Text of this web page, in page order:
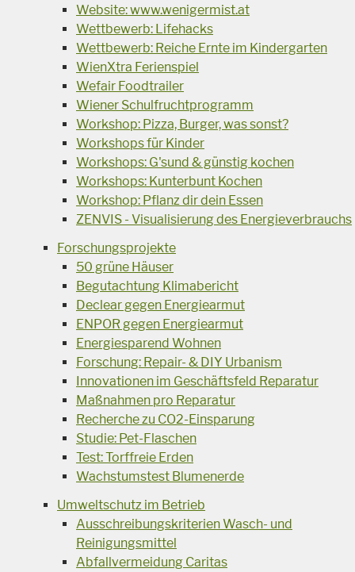
Website: www.wenigermist.at
Wettbewerb: Lifehacks
Wettbewerb: Reiche Ernte im Kindergarten
WienXtra Ferienspiel
Wefair Foodtrailer
Wiener Schulfruchtprogramm
Workshop: Pizza, Burger, was sonst?
Workshops für Kinder
Workshops: G'sund & günstig kochen
Workshops: Kunterbunt Kochen
Workshop: Pflanz dir dein Essen
ZENVIS - Visualisierung des Energieverbrauchs
Forschungsprojekte
50 grüne Häuser
Begutachtung Klimabericht
Declear gegen Energiearmut
ENPOR gegen Energiearmut
Energiesparend Wohnen
Forschung: Repair- & DIY Urbanism
Innovationen im Geschäftsfeld Reparatur
Maßnahmen pro Reparatur
Recherche zu CO2-Einsparung
Studie: Pet-Flaschen
Test: Torffreie Erden
Wachstumstest Blumenerde
Umweltschutz im Betrieb
Ausschreibungskriterien Wasch- und
Reinigungsmittel
Abfallvermeidung Caritas